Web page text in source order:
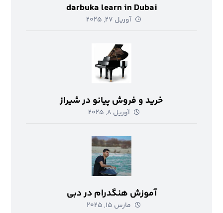
darbuka learn in Dubai
آوریل ۲۷, ۲۰۲۵
خرید و فروش پیانو در شیراز
آوریل ۸, ۲۰۲۵
آموزش هنگدرام در دبی
مارس ۱۵, ۲۰۲۵